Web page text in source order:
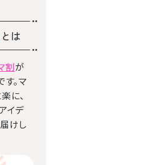
とは
割が
。マ
に、
イデ
けし